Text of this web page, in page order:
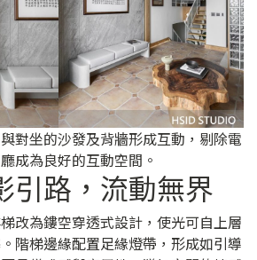
對坐的沙發及背牆形成互動，剔除電
成為良好的互動空間。
引路，流動無界
改為鏤空穿透式設計，使光可自上層
階梯邊緣配置足緣燈帶，形成如引導